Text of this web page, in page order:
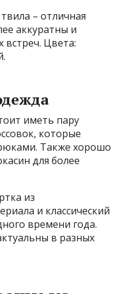
– отличная
аккуратны и
встреч. Цвета:
иметь пару
которые
Также хорошо
для более
из
и классический
времени года.
в разных